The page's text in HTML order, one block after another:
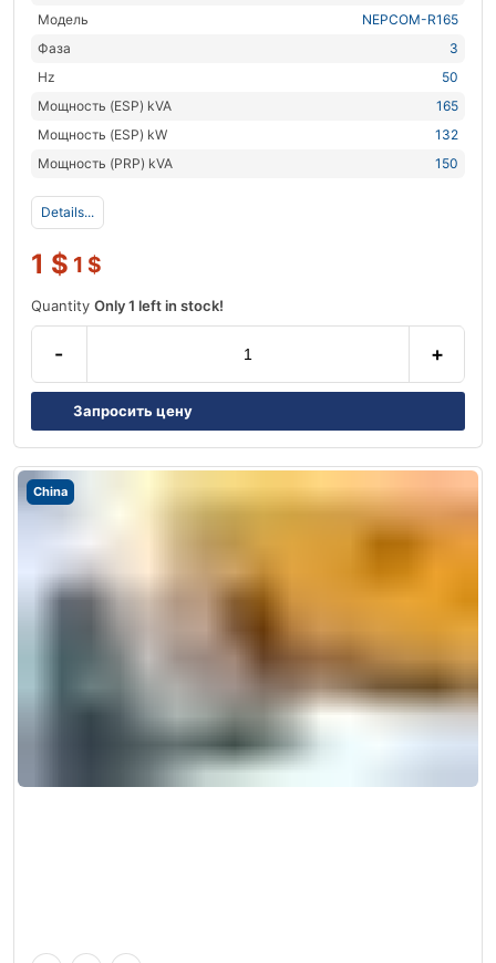
Модель
NEPCOM-R165
Фаза
3
Hz
50
Мощность (ESP) kVA
165
Мощность (ESP) kW
132
Мощность (PRP) kVA
150
Details...
1 $ 1 $
Quantity Only 1 left in stock!
- +
Запросить цену
China